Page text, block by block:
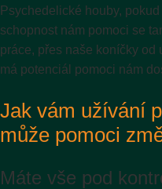
Psychedelické houby,
schopnost nám pomoci se
práce, přes naše koníčky od
má potenciál pomoci nám
Jak vám užívání
může pomoci
Máte vše pod